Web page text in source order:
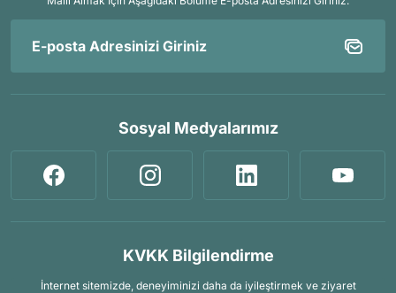
Sosyal Medyalarımız
KVKK Bilgilendirme
İnternet sitemizde, deneyiminizi daha da iyileştirmek ve ziyaret